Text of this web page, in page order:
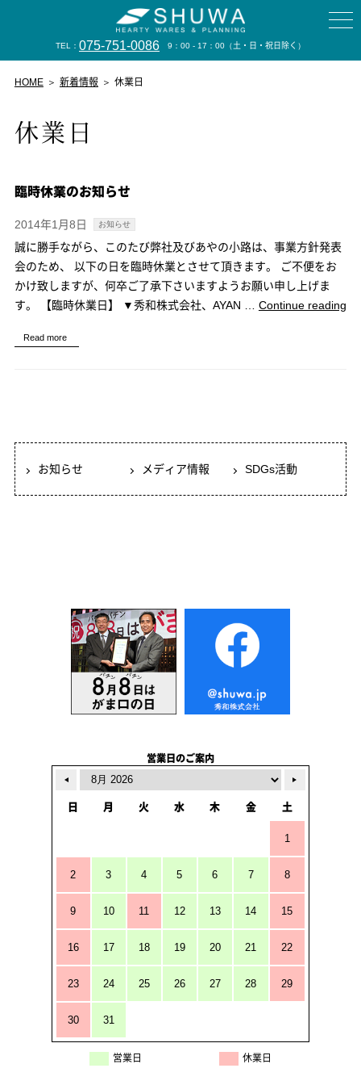
TEL： 075-751-0086 9：00 - 17：00 （土・日・祝日除く）
HOME 新着情報 休業日
休業日
臨時休業のお知らせ
2014年1月8日 お知らせ
誠に勝手ながら、このたび弊社及びあやの小路は、事業方針発表
会のため、 以下の日を臨時休業とさせて頂きます。 ご不便をお
かけ致しますが、何卒ご了承下さいますようお願い申し上げま
す。 【臨時休業日】 ▼秀和株式会社、AYAN … Continue reading“臨
ら
せ”
Read more
お知らせ メディア情報 SDGs活動
営業日のご案内
日 月 火 水 木 金 土
1
2 3 4 5 6 7 8
9 10 11 12 13 14 15
16 17 18 19 20 21 22
23 24 25 26 27 28 29
30 31
営業日 休業日